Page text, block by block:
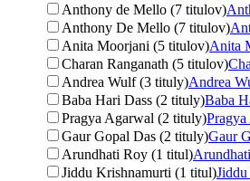
Anthony de Mello (7 titulov)
Anthony De Mello (7 titulov)
Anita Moorjani (5 titulov)Anita
Charan Ranganath (5 titulov)
Andrea Wulf (3 tituly)Andrea
Baba Hari Dass (2 tituly)Baba
Pragya Agarwal (2 tituly)
Gaur Gopal Das (2 tituly)Gaur
Arundhati Roy (1 titul)
Jiddu Krishnamurti (1 titul)